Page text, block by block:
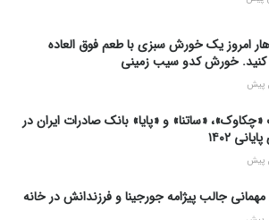
امروز یک خورش سبزی با طعم فوق العاده
خورش کدو سیب زمینی
«ساتنا» و «پایا» بانک صادرات ایران در
۱۴۰۲
جالب پیژامه جورجینا و فرزندانش در خانه